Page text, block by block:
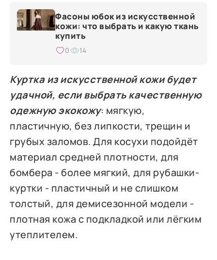
Фасоны юбок из искусственной
кожи: что выбрать и какую ткань
купить
0 14
Куртка из искусственной кожи будет
удачной, если выбрать качественную
одежную экокожу: мягкую,
пластичную, без липкости, трещин и
грубых заломов. Для косухи подойдёт
материал средней плотности, для
бомбера - более мягкий, для рубашки-
куртки - пластичный и не слишком
толстый, для демисезонной модели -
плотная кожа с подкладкой или лёгким
утеплителем.